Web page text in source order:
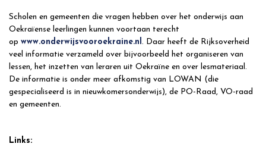
Scholen en gemeenten die vragen hebben over het onderwijs aan
Oekraïense leerlingen kunnen voortaan terecht
op www.onderwijsvooroekraine.nl . Daar heeft de Rijksoverheid
veel informatie verzameld over bijvoorbeeld het organiseren van
lessen, het inzetten van leraren uit Oekraïne en over lesmateriaal.
De informatie is onder meer afkomstig van LOWAN (die
gespecialiseerd is in nieuwkomersonderwijs), de PO-Raad, VO-raad
en gemeenten.
Links: